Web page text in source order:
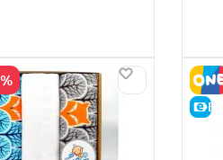
E-